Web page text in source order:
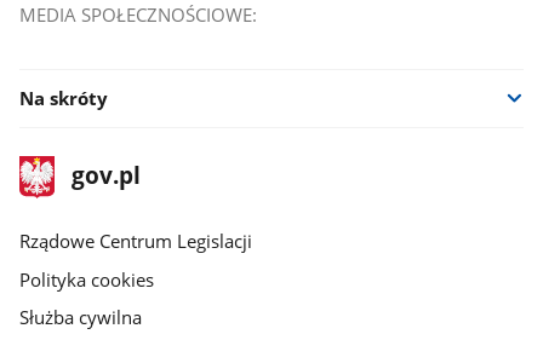
MEDIA SPOŁECZNOŚCIOWE:
Na skróty
stopka
gov.plStrona
gov.pl
Rządowe Centrum Legislacji
Polityka cookies
Służba cywilna